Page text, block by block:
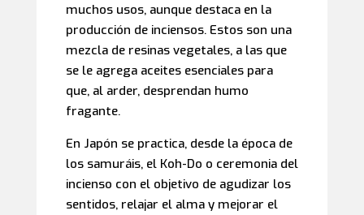
muchos usos, aunque destaca en la
producción de inciensos. Estos son una
mezcla de resinas vegetales, a las que
se le agrega aceites esenciales para
que, al arder, desprendan humo
fragante.
En Japón se practica, desde la época de
los samuráis, el Koh-Do o ceremonia del
incienso con el objetivo de agudizar los
sentidos, relajar el alma y mejorar el